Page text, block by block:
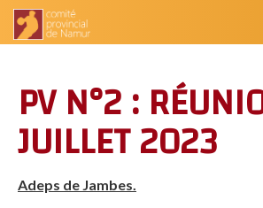
PV N°2 :
JUILLET 2023
Adeps de Jambes.